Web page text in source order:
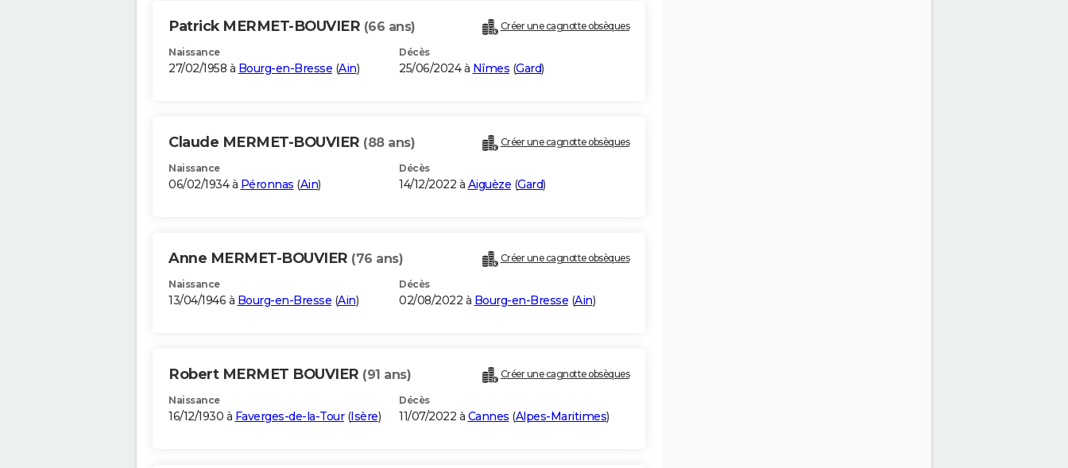
Patrick MERMET-BOUVIER (66 ans) Créer une cagnotte obsèques
Naissance
27/02/1958 à Bourg-en-Bresse (Ain)
Décès
25/06/2024 à Nîmes (Gard)
Claude MERMET-BOUVIER (88 ans) Créer une cagnotte obsèques
Naissance
06/02/1934 à Péronnas (Ain)
Décès
14/12/2022 à Aiguèze (Gard)
Anne MERMET-BOUVIER (76 ans) Créer une cagnotte obsèques
Naissance
13/04/1946 à Bourg-en-Bresse (Ain)
Décès
02/08/2022 à Bourg-en-Bresse (Ain)
Robert MERMET BOUVIER (91 ans) Créer une cagnotte obsèques
Naissance
16/12/1930 à Faverges-de-la-Tour(Isère)
Décès
11/07/2022 à Cannes (Alpes-Maritimes)